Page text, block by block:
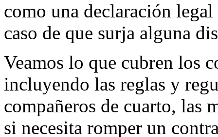
como una declaración
caso de que surja alguna
Veamos lo que cubren los
incluyendo las reglas y
compañeros de cuarto, las
si necesita romper un